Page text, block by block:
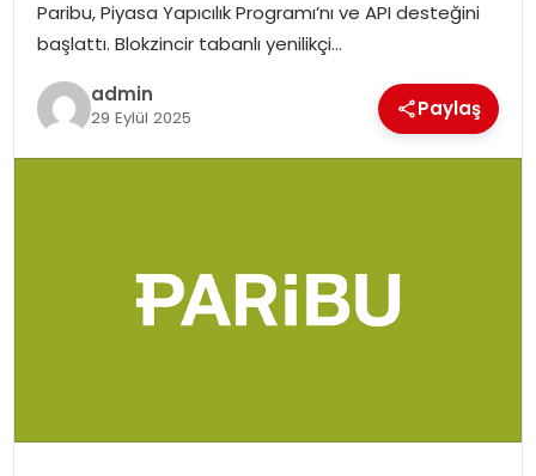
Paribu, Piyasa Yapıcılık Programı’nı ve API desteğini
başlattı. Blokzincir tabanlı yenilikçi…
admin
29 Eylül 2025 Paylaş